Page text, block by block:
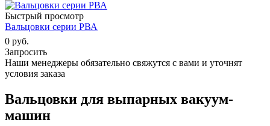
Быстрый просмотр
Вальцовки серии РВА
0 руб.
Запросить
Наши менеджеры обязательно свяжутся с вами и уточнят
условия заказа
Вальцовки для выпарных вакуум-
машин